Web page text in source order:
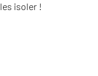
isoler !